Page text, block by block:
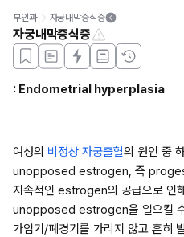
부인과 자궁내막증식증
자궁내막증식증
: Endometrial hyperplasia
여성의 비정상 자궁출혈의 원인 중
unopposed estrogen, 즉
지속적인 estrogen의 공급으로 인
unopposed estrogen을 일으킬 수
가임기/폐경기를 가리지 않고 흔히